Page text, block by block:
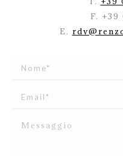
F.
E.